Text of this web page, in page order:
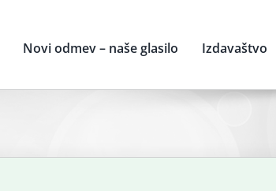
Novi odmev – naše glasilo Izdavaštvo